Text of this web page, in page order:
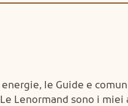
le Guide e
Lenormand sono i